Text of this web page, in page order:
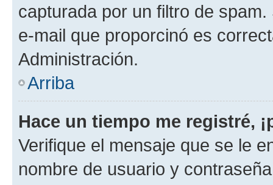
capturada por un filtro de
e-mail que proporcinó es
Administración.
Arriba
Hace un tiempo me registré,
Verifique el mensaje que se le
nombre de usuario y